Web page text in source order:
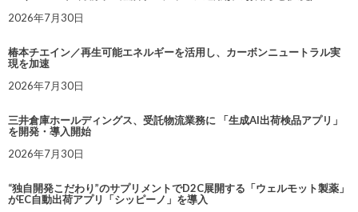
2026年7月30日
椿本チエイン／再生可能エネルギーを活用し、カーボンニュートラル実
現を加速
2026年7月30日
三井倉庫ホールディングス、受託物流業務に 「生成AI出荷検品アプリ」
を開発・導入開始
2026年7月30日
“独自開発こだわり”のサプリメントでD2C展開する「ウェルモット製薬」
がEC自動出荷アプリ「シッピーノ」を導入